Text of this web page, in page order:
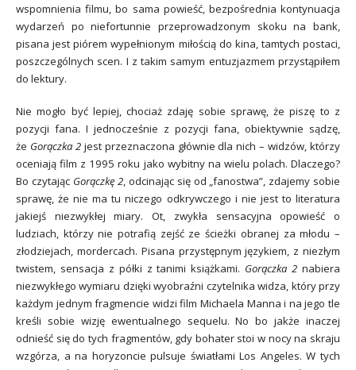
wspomnienia filmu, bo sama powieść, bezpośrednia kontynuacja
wydarzeń po niefortunnie przeprowadzonym skoku na bank,
pisana jest piórem wypełnionym miłością do kina, tamtych postaci,
poszczególnych scen. I z takim samym entuzjazmem przystąpiłem
do lektury.
Nie mogło być lepiej, chociaż zdaję sobie sprawę, że piszę to z
pozycji fana. I jednocześnie z pozycji fana, obiektywnie sądzę,
że Gorączka 2jest przeznaczona głównie dla nich – widzów, którzy
oceniają film z 1995 roku jako wybitny na wielu polach. Dlaczego?
Bo czytając Gorączkę 2, odcinając się od „fanostwa”, zdajemy sobie
sprawę, że nie ma tu niczego odkrywczego i nie jest to literatura
jakiejś niezwykłej miary. Ot, zwykła sensacyjna opowieść o
ludziach, którzy nie potrafią zejść ze ścieżki obranej za młodu –
złodziejach, mordercach. Pisana przystępnym językiem, z niezłym
twistem, sensacja z półki z tanimi książkami. Gorączka 2 nabiera
niezwykłego wymiaru dzięki wyobraźni czytelnika widza, który przy
każdym jednym fragmencie widzi film Michaela Manna i na jego tle
kreśli sobie wizję ewentualnego sequelu. No bo jakże inaczej
odnieść się do tych fragmentów, gdy bohater stoi w nocy na skraju
wzgórza, a na horyzoncie pulsuje światłami Los Angeles. W tych